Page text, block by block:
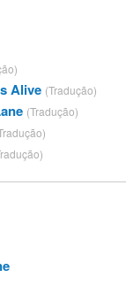
Alive (Tradução)
(Tradução)